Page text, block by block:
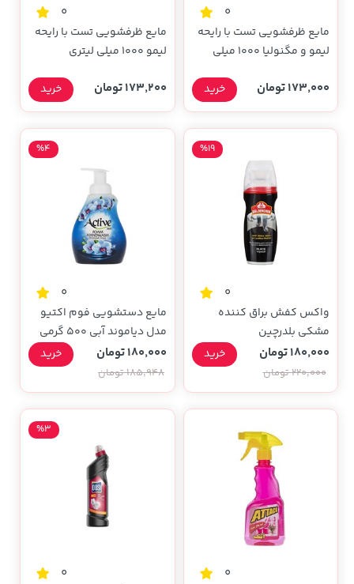
0
مایع ظرفشویی تست با رایحه
لیمو و مگنولیا 1000 میلی
173,000 تومان خرید
0
مایع ظرفشویی تست با رایحه
لیمو 1000 میلی لیتری
173,200 تومان خرید
0
واکس کفش براق کننده
مشکی بلدرچین
%19
180,000 تومان
220,000 تومان
خرید
0
مایع دستشویی فوم اکتیو
مدل دیاموند آبی 500 گرمی
%4
180,000 تومان
185,948 تومان
خرید
0
0
%3